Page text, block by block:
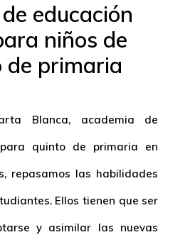
educación
niños de
de primaria
Blanca, academia de
quinto de primaria en
repasamos las habilidades
Ellos tienen que ser
y asimilar las nuevas